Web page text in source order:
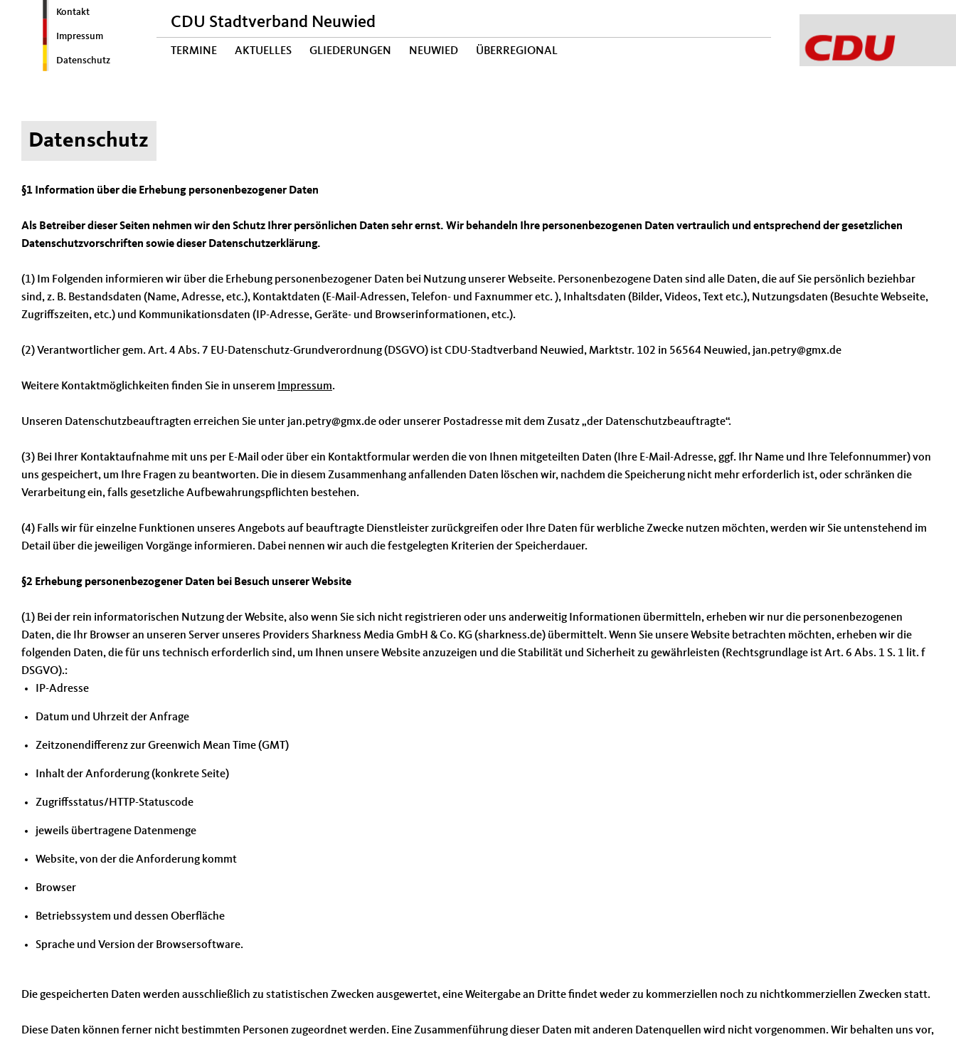
Kontakt
Impressum
Datenschutz
CDU Stadtverband Neuwied
TERMINE AKTUELLES GLIEDERUNGEN NEUWIED ÜBERREGIONAL
Datenschutz
§1 Information über die Erhebung personenbezogener Daten
Als Betreiber dieser Seiten nehmen wir den Schutz Ihrer persönlichen Daten sehr ernst. Wir behandeln Ihre personenbezogenen Daten vertraulich und entsprechend der gesetzlichen
Datenschutzvorschriften sowie dieser Datenschutzerklärung.
(1) Im Folgenden informieren wir über die Erhebung personenbezogener Daten bei Nutzung unserer Webseite. Personenbezogene Daten sind alle Daten, die auf Sie persönlich beziehbar
sind, z. B. Bestandsdaten (Name, Adresse, etc.), Kontaktdaten (E-Mail-Adressen, Telefon- und Faxnummer etc. ), Inhaltsdaten (Bilder, Videos, Text etc.), Nutzungsdaten (Besuchte Webseite,
Zugriffszeiten, etc.) und Kommunikationsdaten (IP-Adresse, Geräte- und Browserinformationen, etc.).
(2) Verantwortlicher gem. Art. 4 Abs. 7 EU-Datenschutz-Grundverordnung (DSGVO) ist CDU-Stadtverband Neuwied, Marktstr. 102 in 56564 Neuwied, jan.petry@gmx.de
Weitere Kontaktmöglichkeiten finden Sie in unserem Impressum.
Unseren Datenschutzbeauftragten erreichen Sie unter jan.petry@gmx.de oder unserer Postadresse mit dem Zusatz „der Datenschutzbeauftragte“.
(3) Bei Ihrer Kontaktaufnahme mit uns per E-Mail oder über ein Kontaktformular werden die von Ihnen mitgeteilten Daten (Ihre E-Mail-Adresse, ggf. Ihr Name und Ihre Telefonnummer) von
uns gespeichert, um Ihre Fragen zu beantworten. Die in diesem Zusammenhang anfallenden Daten löschen wir, nachdem die Speicherung nicht mehr erforderlich ist, oder schränken die
Verarbeitung ein, falls gesetzliche Aufbewahrungspflichten bestehen.
(4) Falls wir für einzelne Funktionen unseres Angebots auf beauftragte Dienstleister zurückgreifen oder Ihre Daten für werbliche Zwecke nutzen möchten, werden wir Sie untenstehend im
Detail über die jeweiligen Vorgänge informieren. Dabei nennen wir auch die festgelegten Kriterien der Speicherdauer.
§2 Erhebung personenbezogener Daten bei Besuch unserer Website
(1) Bei der rein informatorischen Nutzung der Website, also wenn Sie sich nicht registrieren oder uns anderweitig Informationen übermitteln, erheben wir nur die personenbezogenen
Daten, die Ihr Browser an unseren Server unseres Providers Sharkness Media GmbH & Co. KG (sharkness.de) übermittelt. Wenn Sie unsere Website betrachten möchten, erheben wir die
folgenden Daten, die für uns technisch erforderlich sind, um Ihnen unsere Website anzuzeigen und die Stabilität und Sicherheit zu gewährleisten (Rechtsgrundlage ist Art. 6 Abs. 1 S. 1 lit. f
DSGVO).:
IP-Adresse
Datum und Uhrzeit der Anfrage
Zeitzonendifferenz zur Greenwich Mean Time (GMT)
Inhalt der Anforderung (konkrete Seite)
Zugriffsstatus/HTTP-Statuscode
jeweils übertragene Datenmenge
Website, von der die Anforderung kommt
Browser
Betriebssystem und dessen Oberfläche
Sprache und Version der Browsersoftware.
Die gespeicherten Daten werden ausschließlich zu statistischen Zwecken ausgewertet, eine Weitergabe an Dritte findet weder zu kommerziellen noch zu nichtkommerziellen Zwecken statt.
Diese Daten können ferner nicht bestimmten Personen zugeordnet werden. Eine Zusammenführung dieser Daten mit anderen Datenquellen wird nicht vorgenommen. Wir behalten uns vor,